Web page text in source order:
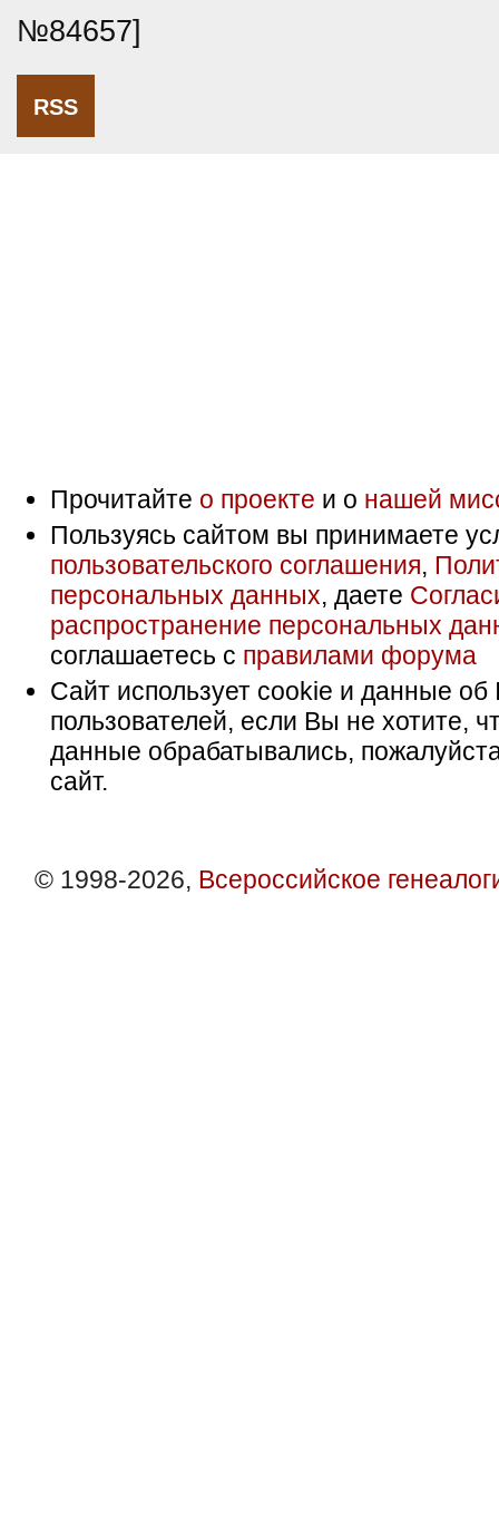
№84657]
RSS
Прочитайте о проекте и о нашей
Пользуясь сайтом вы принимаете
пользовательского соглашения,
персональных данных, даете
распространение персональных
соглашаетесь с правилами форума
Сайт использует cookie и данные об
пользователей, если Вы не хотите,
данные обрабатывались,
сайт.
© 1998-2026, Всероссийское